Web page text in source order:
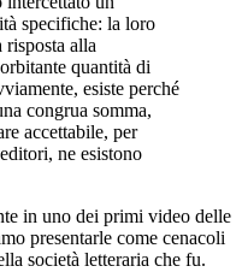
specifiche: la loro
risposta alla
quantità di
esiste perché
congrua somma,
accettabile, per
ne esistono
in uno dei primi video delle
presentarle come cenacoli
società letteraria che fu.